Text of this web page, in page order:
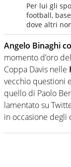
Per lui gli
football,
dove altri
Angelo Binaghi
momento d’oro
Coppa Davis nelle
vecchio questioni
quello di Paolo
lamentato su
in occasione degli